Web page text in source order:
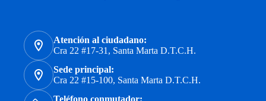
Atención al ciudadano:
Cra 22 #17-31, Santa Marta D.T.C.H.
Sede principal:
Cra 22 #15-100, Santa Marta D.T.C.H.
Teléfono conmutador: